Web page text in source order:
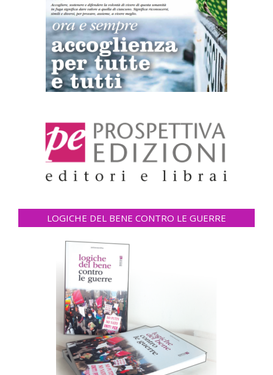
LOGICHE DEL BENE CONTRO LE GUERRE